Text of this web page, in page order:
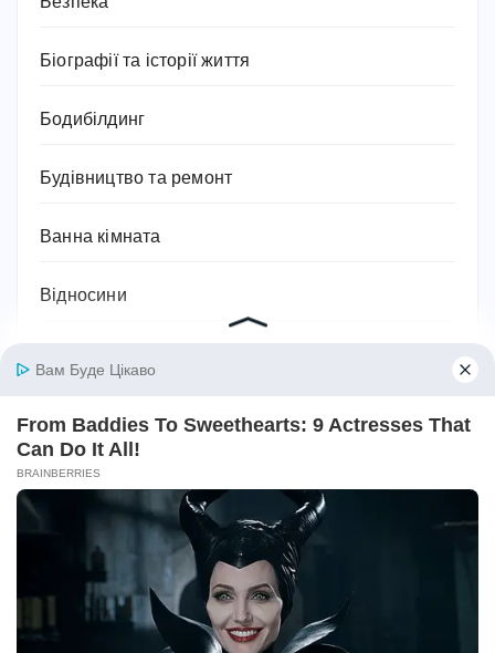
Біографії та історії життя
Бодибілдинг
Будівництво та ремонт
Ванна кімната
Відносини
Військові теми
Географія
Гороскоп
Гуманітарні науки
Дієти та схуднення